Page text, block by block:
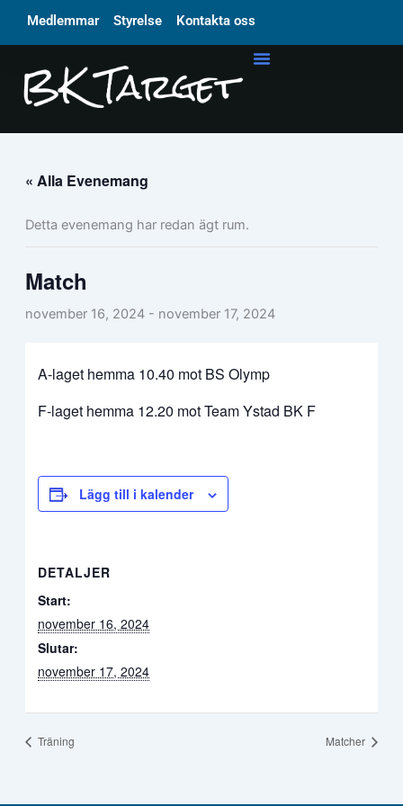
Medlemmar Styrelse Kontakta oss
« Alla Evenemang
Detta evenemang har redan ägt rum.
Match
november 16, 2024- november 17, 2024
A-laget hemma 10.40 mot BS Olymp
F-laget hemma 12.20 mot Team Ystad BK F
Lägg till i kalender
DETALJER
Start:
november 16, 2024
Slutar:
november 17, 2024
Träning Matcher